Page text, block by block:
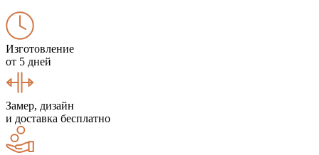
Изготовление
от 5 дней
Замер, дизайн
и доставка бесплатно